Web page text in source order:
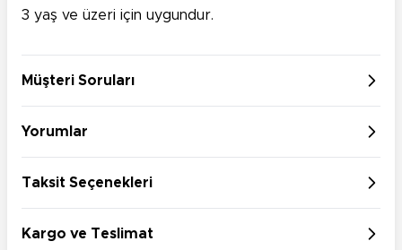
3 yaş ve üzeri için uygundur.
Müşteri Soruları
Yorumlar
Taksit Seçenekleri
Kargo ve Teslimat